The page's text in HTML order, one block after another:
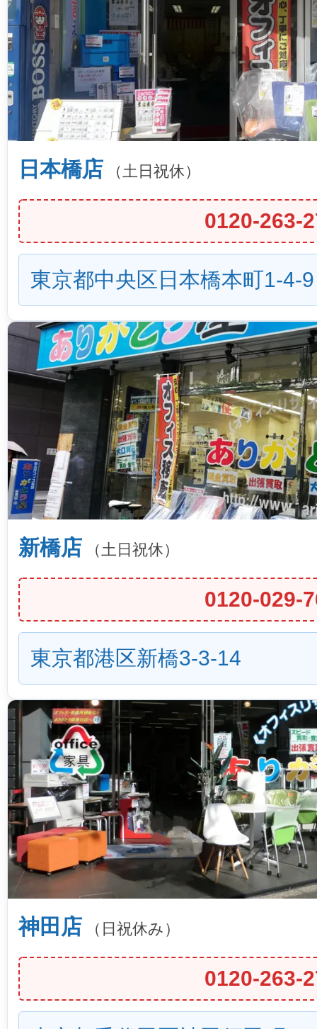
日本橋店 （土日祝休）
0120-263-
東京都中央区日本橋本町1-4-9
新橋店 （土日祝休）
0120-029-
東京都港区新橋3-3-14
神田店 （日祝休み）
0120-263-